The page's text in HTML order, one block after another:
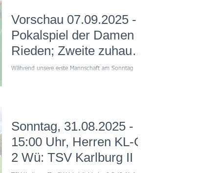
Vorschau 07.09.2025 -
Pokalspiel der Damen in
Rieden; Zweite zuhause
gegen die Würzburger
Während unsere erste Mannschaft am Sonntag
Sonntag, 31.08.2025 -
15:00 Uhr, Herren KL-Gr
2 Wü: TSV Karlburg II -